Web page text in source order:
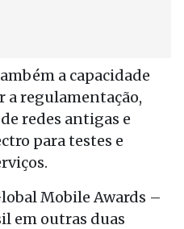
a capacidade
a regulamentação,
redes antigas e
para testes e
Mobile Awards –
em outras duas